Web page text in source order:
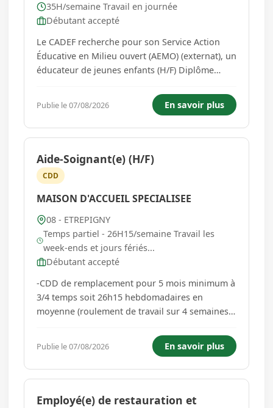
35H/semaine Travail en journée
Débutant accepté
Le CADEF recherche pour son Service Action
Éducative en Milieu ouvert (AEMO) (externat), un
éducateur de jeunes enfants (H/F) Diplôme
pourvoir immédiatement Poste basé sur Villers
Semeuse, permis de conduire obligatoire
Salaire brut de base (ho...
Publie le 07/08/2026 En savoir plus
Aide-Soignant(e) (H/F)
CDD
MAISON D'ACCUEIL SPECIALISEE
08 - ETREPIGNY
Temps partiel - 26H15/semaine Travail les
week-ends et jours fériés...
Débutant accepté
-CDD de remplacement pour 5 mois minimum à
3/4 temps soit 26h15 hebdomadaires en
moyenne (roulement de travail sur 4 semaines)
handicapés. Prise de poste : septembre 2026 -
Vous êtes chargé(e) d'aider des personnes
adultes handicapées pour les repa...
Publie le 07/08/2026 En savoir plus
Employé(e) de restauration et